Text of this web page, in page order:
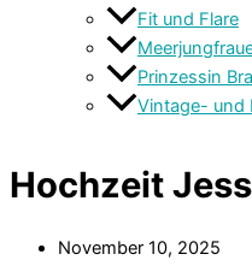
Fit und Flare
Prinzessin
Vintage- und
Hochzeit
November 10, 2025